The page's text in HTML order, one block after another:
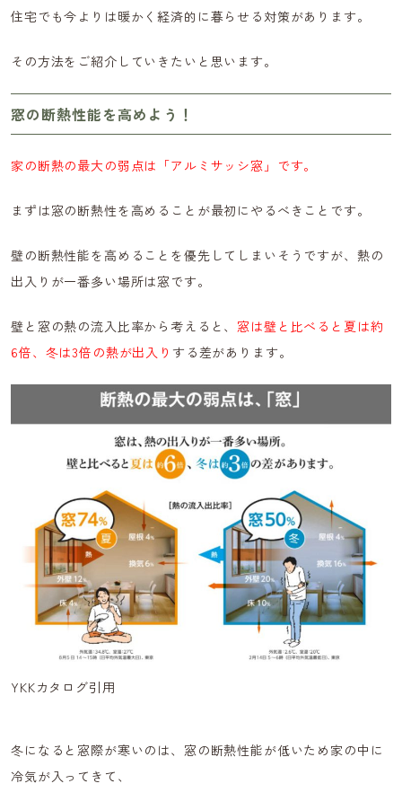
住宅でも今よりは暖かく経済的に暮らせる対策があります。
その方法をご紹介していきたいと思います。
窓の断熱性能を高めよう！
家の断熱の最大の弱点は「アルミサッシ窓」です。
まずは窓の断熱性を高めることが最初にやるべきことです。
壁の断熱性能を高めることを優先してしまいそうですが、熱の
出入りが一番多い場所は窓です。
壁と窓の熱の流入比率から考えると、 窓は壁と比べると夏は約
6倍、冬は3倍の熱が出入り する差があります。
YKKカタログ引用
冬になると窓際が寒いのは、窓の断熱性能が低いため家の中に
冷気が入ってきて、